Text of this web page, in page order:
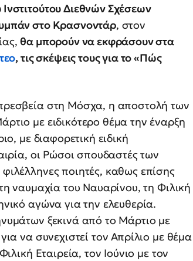
Διεθνών Σχέσεων
στο Κρασνοντάρ, στον
θα μπορούν να εκφράσουν στα
, τις σκέψεις τους για το «Πώς
στη Μόσχα, η αποστολή των
με ειδικότερο θέμα την έναρξη
με διαφορετική ειδική
οι Ρώσοι σπουδαστές των
ποιητές, καθως επίσης
ναυμαχία του Ναυαρίνου, τη Φιλική
αγώνα για την ελευθερία.
ξεκινά από το Μάρτιο με
να συνεχιστεί τον Απρίλιο με θέμα
Εταιρεία, τον Ιούνιο με τον